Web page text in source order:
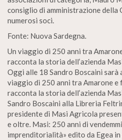
consiglio di amministrazione della
numerosi soci.
Fonte: Nuova Sardegna.
Un viaggio di 250 anni tra
racconta la storia dell’azienda
Oggi alle 18 Sandro Boscaini
viaggio di 250 anni tra Amarone e
racconta la storia dell’azienda
Sandro Boscaini alla Libreria
presidente di Masi Agricola
e oltre. Masi: 250 anni di
imprenditorialità» edito da Egea